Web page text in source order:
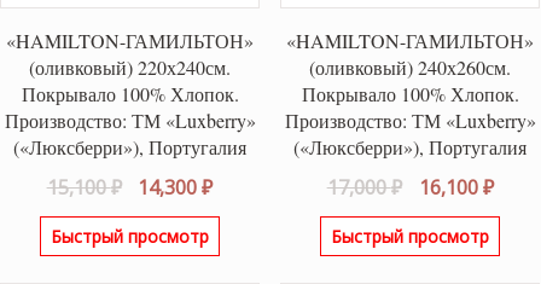
«HAMILTON-ГАМИЛЬТОН»
(оливковый) 220х240см.
Покрывало 100% Хлопок.
Производство: ТМ «Luxberry»
(«Люксберри»), Португалия
15,100₽
Первоначальная
цена
составляла
14,300₽Текущая
цена:
Быстрый просмотр
«HAMILTON-ГАМИЛЬТОН»
(оливковый) 240х260см.
Покрывало 100% Хлопок.
Производство: ТМ «Luxberry»
(«Люксберри»), Португалия
17,000₽
цена
составляла
16,100₽
Быстрый просмотр